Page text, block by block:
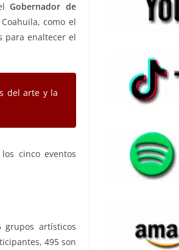
Gobernador de
como el
para enaltecer el
del arte y la
cinco eventos
artísticos
495 son